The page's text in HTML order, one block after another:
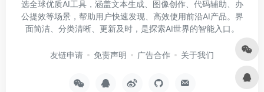
选全球优质AI工具，涵盖文本生成、图像创作、代码辅助、办
公提效等场景，帮助用户快速发现、高效使用前沿AI产品。界
面简洁、分类清晰、更新及时，是探索AI世界的智能入口。
友链申请 免责声明 广告合作 关于我们